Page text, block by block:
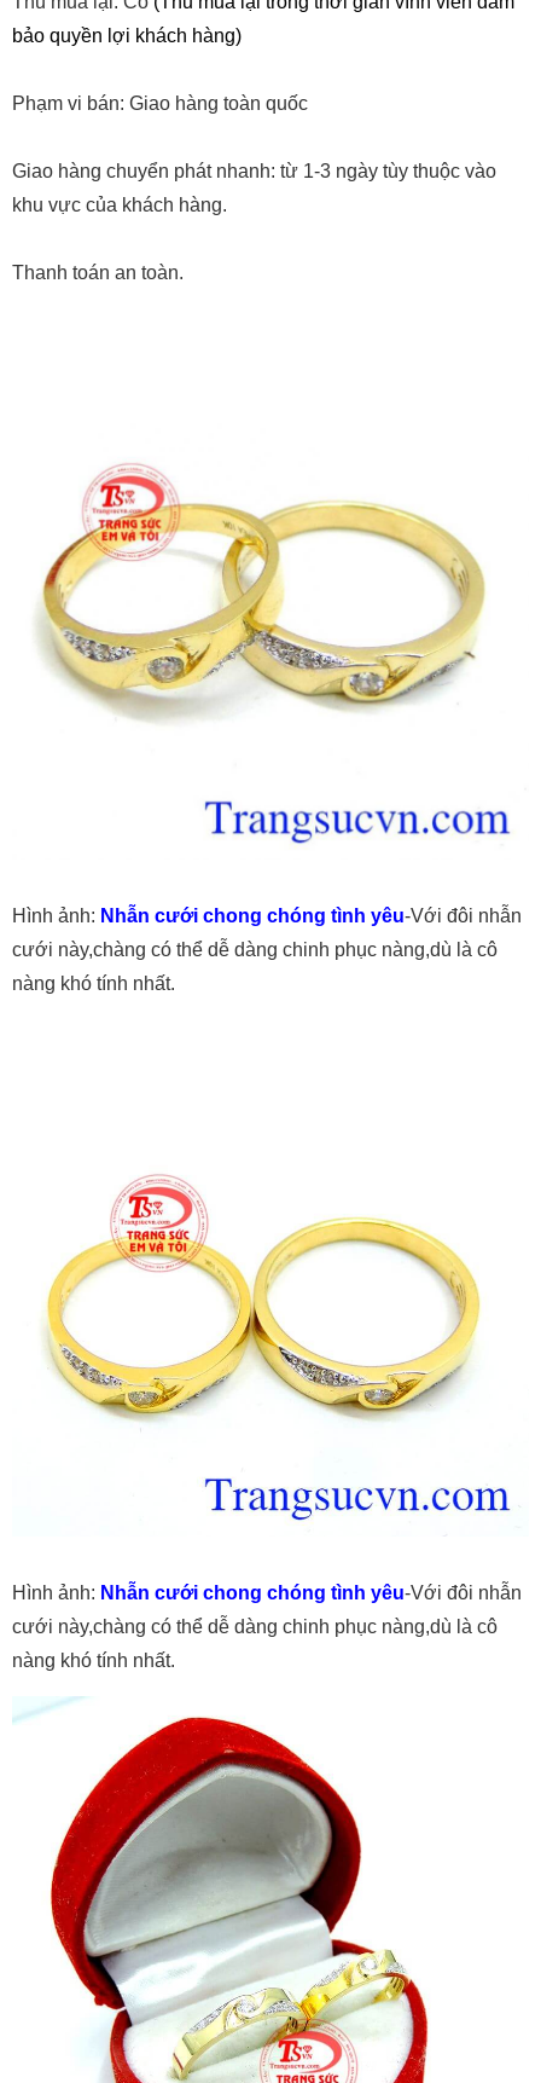
bảo quyền lợi khách hàng)
Phạm vi bán: Giao hàng toàn quốc
Giao hàng chuyển phát nhanh: từ 1-3 ngày tùy thuộc vào
khu vực của khách hàng.
Thanh toán an toàn.
Hình ảnh: Nhẫn cưới chong chóng tình yêu-Với đôi nhẫn
cưới này,chàng có thể dễ dàng chinh phục nàng,dù là cô
nàng khó tính nhất.
Hình ảnh: Nhẫn cưới chong chóng tình yêu-Với đôi nhẫn
cưới này,chàng có thể dễ dàng chinh phục nàng,dù là cô
nàng khó tính nhất.